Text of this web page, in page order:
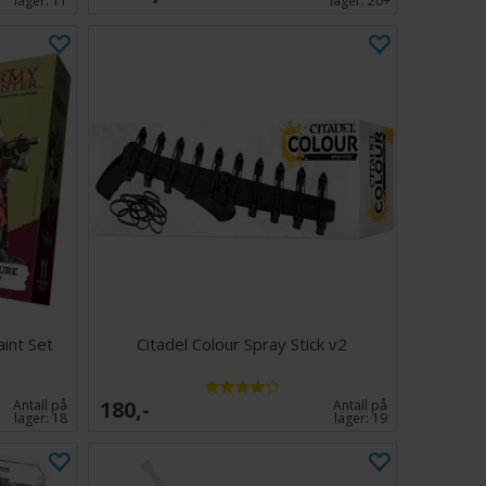
Set
Antall på
lager: 18
Citadel Colour Spray Stick v2
180,- Antall på
lager: 19